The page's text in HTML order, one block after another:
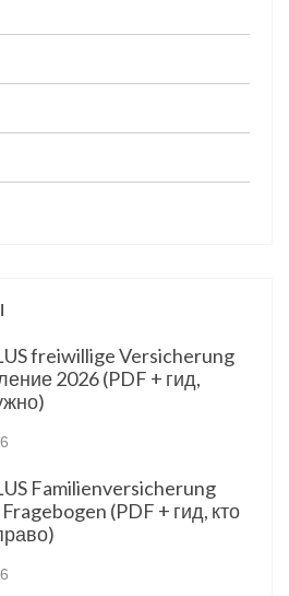
freiwillige Versicherung
2026 (PDF + гид,
Familienversicherung
(PDF + гид, кто